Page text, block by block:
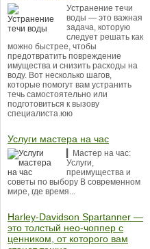
Устранение течи
воды — это важная
задача, которую
следует решать как
можно быстрее, чтобы
предотвратить повреждение
имущества и снизить расходы на
воду. Вот несколько шагов,
которые помогут вам устранить
течь самостоятельно или
подготовиться к вызову
специалиста.юю
Услуги мастера на час
▎Мастер на час:
Услуги,
преимущества и
советы по выбору В современном
мире, где время...
Harley-Davidson Spartanner —
это толстый нео-чоппер с
ценником, от которого вам